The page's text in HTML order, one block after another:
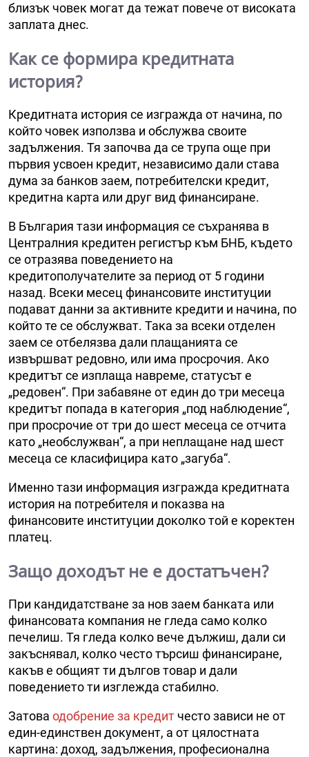
близък човек могат да тежат повече от високата
заплата днес.
Как се формира кредитната
история?
Кредитната история се изгражда от начина, по
който човек използва и обслужва своите
задължения. Тя започва да се трупа още при
първия усвоен кредит, независимо дали става
дума за банков заем, потребителски кредит,
кредитна карта или друг вид финансиране.
В България тази информация се съхранява в
Централния кредитен регистър към БНБ, където
се отразява поведението на
кредитополучателите за период от 5 години
назад. Всеки месец финансовите институции
подават данни за активните кредити и начина, по
който те се обслужват. Така за всеки отделен
заем се отбелязва дали плащанията се
извършват редовно, или има просрочия. Ако
кредитът се изплаща навреме, статусът е
„редовен“. При забавяне от един до три месеца
кредитът попада в категория „под наблюдение“,
при просрочие от три до шест месеца се отчита
като „необслужван“, а при неплащане над шест
месеца се класифицира като „загуба“.
Именно тази информация изгражда кредитната
история на потребителя и показва на
финансовите институции доколко той е коректен
платец.
Защо доходът не е достатъчен?
При кандидатстване за нов заем банката или
финансовата компания не гледа само колко
печелиш. Тя гледа колко вече дължиш, дали си
закъснявал, колко често търсиш финансиране,
какъв е общият ти дългов товар и дали
поведението ти изглежда стабилно.
Затова одобрение за кредитчесто зависи не от
един-единствен документ, а от цялостната
картина: доход, задължения, професионална